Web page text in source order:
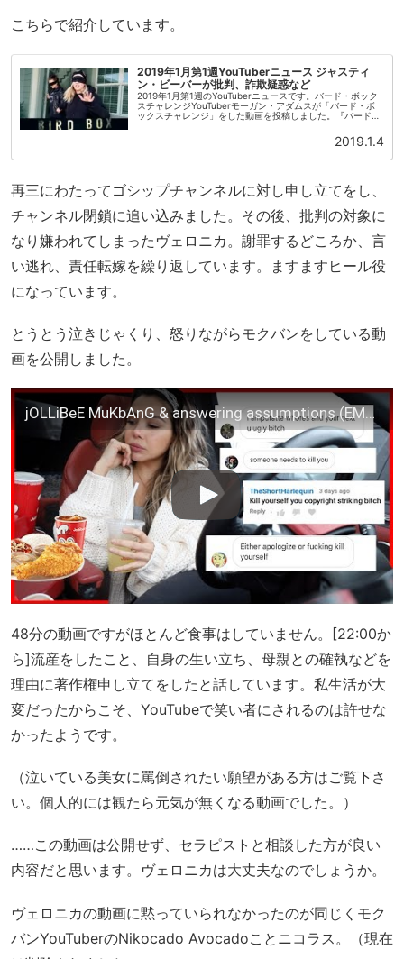
こちらで紹介しています。
2019年1月第1週YouTuberニュース ジャスティ
ン・ビーバーが批判、詐欺疑惑など
2019年1月第1週のYouTuberニュースです。バード・ボック
スチャレンジYouTuberモーガン・アダムスが「バード・ボ
ックスチャレンジ」をした動画を投稿しました。『バード・
2019.1.4
再三にわたってゴシップチャンネルに対し申し立てをし、
チャンネル閉鎖に追い込みました。その後、批判の対象に
なり嫌われてしまったヴェロニカ。謝罪するどころか、言
い逃れ、責任転嫁を繰り返しています。ますますヒール役
になっています。
とうとう泣きじゃくり、怒りながらモクバンをしている動
画を公開しました。
jOLLiBeE MuKbAnG & answering assumptions (EMOTIONAL) UPDATE / CAR MUKBANG
48分の動画ですがほとんど食事はしていません。[22:00か
ら]流産をしたこと、自身の生い立ち、母親との確執などを
理由に著作権申し立てをしたと話しています。私生活が大
変だったからこそ、YouTubeで笑い者にされるのは許せな
かったようです。
（泣いている美女に罵倒されたい願望がある方はご覧下さ
い。個人的には観たら元気が無くなる動画でした。）
……この動画は公開せず、セラピストと相談した方が良い
内容だと思います。ヴェロニカは大丈夫なのでしょうか。
ヴェロニカの動画に黙っていられなかったのが同じくモク
バンYouTuberのNikocado Avocadoことニコラス。（現在